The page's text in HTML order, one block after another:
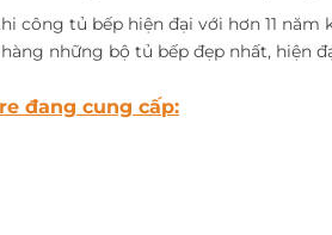
công tủ bếp hiện đại với hơn 11
những bộ tủ bếp đẹp nhất, hiện
đang cung cấp: